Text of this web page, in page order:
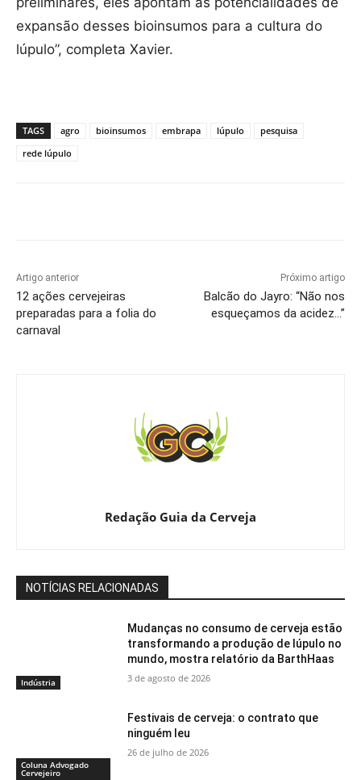
expansão desses bioinsumos para a cultura do
lúpulo”, completa Xavier.
TAGS agro bioinsumos embrapa lúpulo
pesquisa
rede lúpulo
Artigo anterior
12 ações cervejeiras
preparadas para a folia do
carnaval
Próximo artigo
Balcão do Jayro: “Não nos
esqueçamos da acidez…”
Redação Guia da Cerveja
NOTÍCIAS RELACIONADAS
Indústria
Mudanças no consumo de cerveja estão
transformando a produção de lúpulo no
mundo, mostra relatório da BarthHaas
3 de agosto de 2026
Coluna Advogado
Cervejeiro
Festivais de cerveja: o contrato que
ninguém leu
26 de julho de 2026